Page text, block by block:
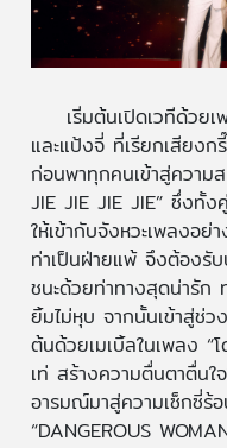
เริ่มต้นเปิดเวทีด้วย
และแป้งจี่ ที่เรียกเสียง
ก่อนพาทุกคนเข้าสู่ความ
JIE JIE JIE JIE” ซึ่งทั้
ให้เข้ากับจังหวะเพลงอย่
ท่าเป็นฝ่ายแพ้ จึงต้องรั
ชนะด้วยท่าทางสุดน่ารัก
ยิ้มไม่หุบ จากนั้นเข้าสู่ช่ว
ต้นด้วยเมเบิ้ลในเพลง “
เท่ สร้างความตื่นตาตื่น
อารมณ์มาสู่ความเซ็กซี่ร้
“DANGEROUS